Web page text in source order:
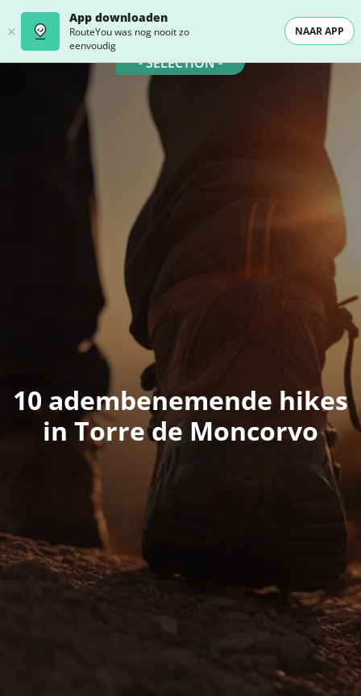
App downloaden
RouteYou was nog nooit zo
eenvoudig
NAAR APP
- SELECTION -
10 adembenemende hikes
in Torre de Moncorvo